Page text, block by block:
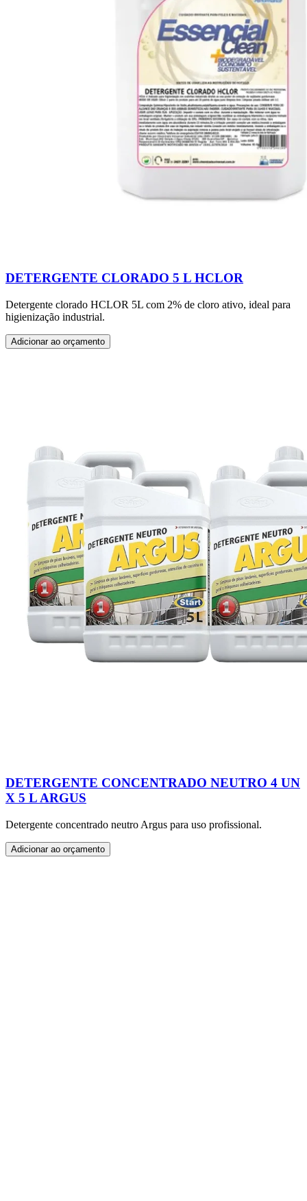
DETERGENTE CLORADO 5 L HCLOR
Detergente clorado HCLOR 5L com 2% de cloro ativo, ideal para
higienização industrial.
Adicionar ao orçamento
DETERGENTE CONCENTRADO NEUTRO 4 UN
X 5 L ARGUS
Detergente concentrado neutro Argus para uso profissional.
Adicionar ao orçamento